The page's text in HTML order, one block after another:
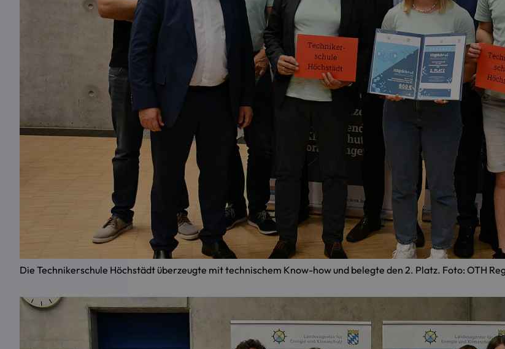
Die Technikerschule Höchstädt überzeugte mit technischem Know-how und belegte den 2. Platz. Foto: OTH